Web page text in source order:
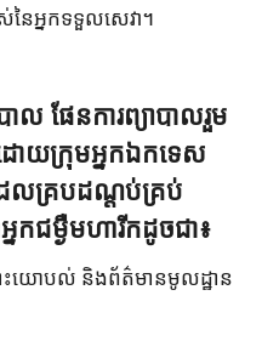
ៃអ្នកទទួលសេវា។
ាល ផែនការព្យាបាលរួម
ោយក្រុមអ្នកឯកទេស
លគ្របដណ្តប់គ្រប់
នកជម្ងឺមហារីកដូចជា៖
ះយោបល់ និងព័ត៌មានមូលដ្ឋាន